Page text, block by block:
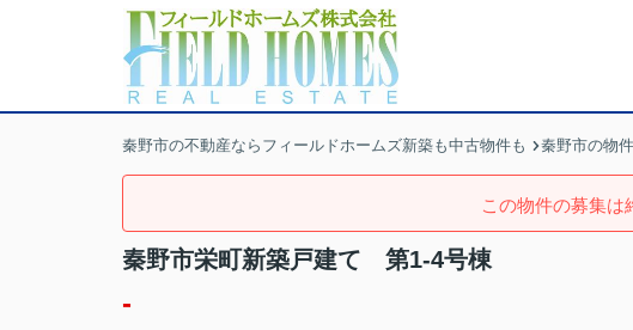
秦野市の不動産ならフィールドホームズ新築も中古物件も 秦野市の物
この物件の募集は
秦野市栄町新築戸建て 第1-4号棟
-